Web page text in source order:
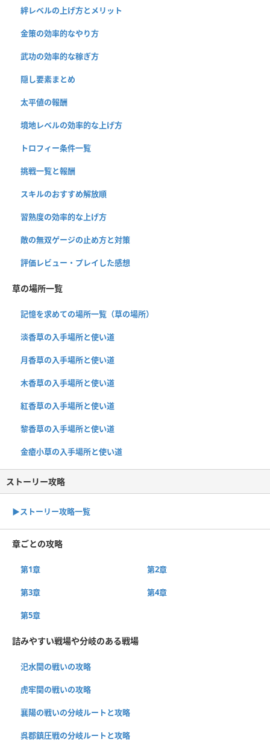
絆レベルの上げ方とメリット
金策の効率的なやり方
武功の効率的な稼ぎ方
隠し要素まとめ
太平値の報酬
境地レベルの効率的な上げ方
トロフィー条件一覧
挑戦一覧と報酬
スキルのおすすめ解放順
習熟度の効率的な上げ方
敵の無双ゲージの止め方と対策
評価レビュー・プレイした感想
草の場所一覧
記憶を求めての場所一覧（草の場所）
淡香草の入手場所と使い道
月香草の入手場所と使い道
木香草の入手場所と使い道
紅香草の入手場所と使い道
黎香草の入手場所と使い道
金瘡小草の入手場所と使い道
ストーリー攻略
▶︎ストーリー攻略一覧
章ごとの攻略
第1章 第2章
第3章 第4章
第5章
詰みやすい戦場や分岐のある戦場
汜水関の戦いの攻略
虎牢関の戦いの攻略
襄陽の戦いの分岐ルートと攻略
呉郡鎮圧戦の分岐ルートと攻略